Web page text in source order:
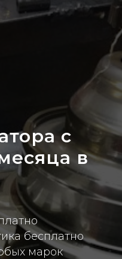
с
в
бесплатно
марок